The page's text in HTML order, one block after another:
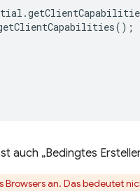
.
();
auch „Bedingtes
Browsers an. Das bedeutet